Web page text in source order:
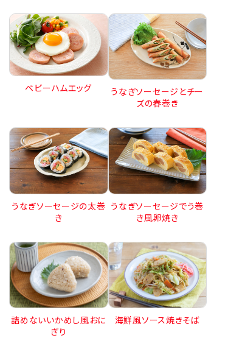
ベビーハムエッグ
うなぎソーセージとチー
ズの春巻き
うなぎソーセージの太巻
き
うなぎソーセージでう巻
き風卵焼き
詰めないいかめし風おに
ぎり
海鮮風ソース焼きそば